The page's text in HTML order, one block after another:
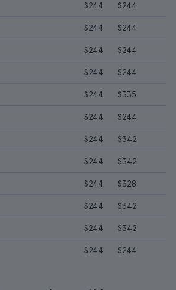
$244 $244
$244 $244
$244 $244
$244 $244
$244 $335
$244 $244
$244 $342
$244 $342
$244 $328
$244 $342
$244 $342
$244 $244